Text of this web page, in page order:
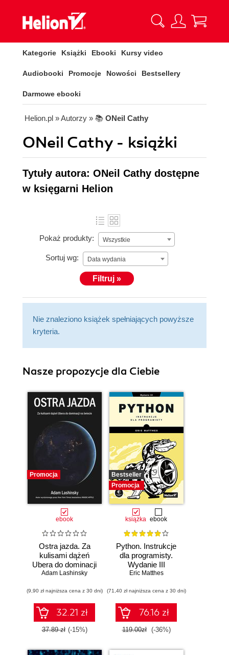
Kategorie Książki Ebooki Kursy video
Audiobooki Promocje Nowości Bestsellery
Darmowe ebooki
Helion.pl » Autorzy » 📚 ONeil Cathy
ONeil Cathy - książki
Tytuły autora: ONeil Cathy dostępne
w księgarni Helion
Pokaż produkty: Wszystkie
Sortuj wg: Data wydania
Filtruj »
Nie znaleziono książek spełniających powyższe
kryteria.
Nasze propozycje dla Ciebie
Promocja
ebook
Ostra jazda. Za
kulisami dążeń
Ubera do dominacji
na świecie
Adam Lashinsky
(9,90 zł najniższa cena z 30 dni)
32.21 zł
37.89 zł (-15%)
Bestseller
Promocja
książka ebook
Python. Instrukcje
dla programisty.
Wydanie III
Eric Matthes
(71,40 zł najniższa cena z 30 dni)
76.16 zł
119.00zł (-36%)